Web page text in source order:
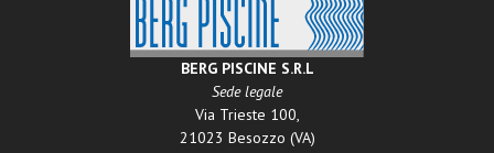
BERG PISCINE S.R.L
Sede legale
Via Trieste 100,
21023 Besozzo (VA)